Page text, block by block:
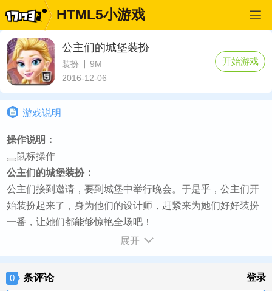
HTML5小游戏
公主们的城堡装扮
装扮
9M
2016-12-06
开始游戏
游戏说明
操作说明：
鼠标操作
公主们的城堡装扮：
公主们接到邀请，要到城堡中举行晚会。于是乎，公主们开
始装扮起来了，身为他们的设计师，赶紧来为她们好好装扮
一番，让她们都能够惊艳全场吧！
展开
0 条评论 登录